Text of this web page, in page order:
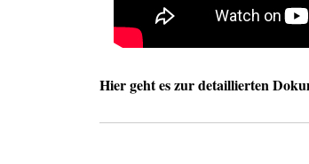
Hier geht es zur detaillierten